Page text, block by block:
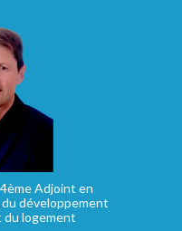
Adjoint en
développement
du logement